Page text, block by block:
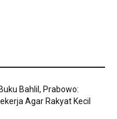
Bahlil, Prabowo:
Agar Rakyat Kecil